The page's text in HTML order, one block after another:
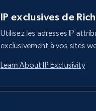
IP exclusives de
Utilisez les adresses IP
exclusivement à vos sites
Learn About IP Exclusivity